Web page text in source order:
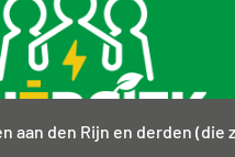
aan den Rijn en derden